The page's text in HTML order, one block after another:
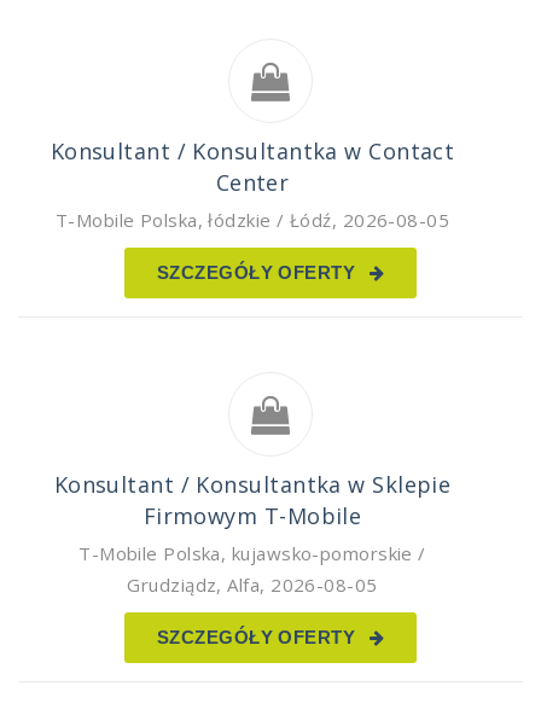
Konsultant / Konsultantka w Contact
Center
T-Mobile Polska,łódzkie / Łódź, 2026-08-05
SZCZEGÓŁY OFERTY
Konsultant / Konsultantka w Sklepie
Firmowym T-Mobile
T-Mobile Polska, kujawsko-pomorskie /
Grudziądz, Alfa, 2026-08-05
SZCZEGÓŁY OFERTY